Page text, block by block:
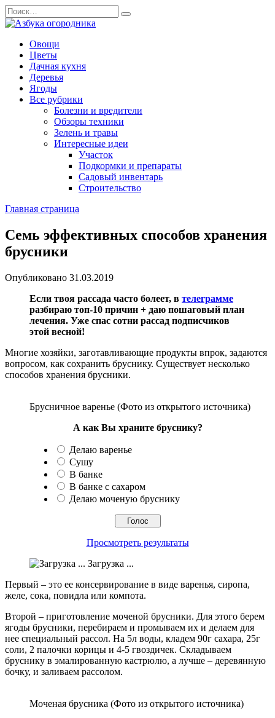
Перейти
к
содержанию
Search
for:
Овощи
Цветы
Дачная кухня
Деревья
Ягоды
Все рубрики
Болезни и вредители
Обзоры техники
Зелень и травы
Интересные идеи
Участок
Подкормки и препараты
Садовый инвентарь
Строительство
Главная страница
Семь эффективных способов хранения
брусники
Опубликовано 31.03.2019
Если твоя рассада часто болеет, в телеграмме
разбираю топ-10 причин + даю пошаговый план
лечения. Уже спас сотни рассад подписчиков
этой весной!
Многие хозяйки, заготавливающие продукты впрок, задаются
вопросом, как сохранить бруснику. Существует несколько
способов хранения брусники.
Брусничное варенье (Фото из открытого источника)
А как Вы храните бруснику?
Делаю варенье
Сушу
В банке
В банке с сахаром
Делаю моченую бруснику
Просмотреть результаты
Загрузка ...
Первый – это ее консервирование в виде варенья, сиропа,
желе, сока, повидла или компота.
Второй – приготовление моченой брусники. Для этого берем
ягоды брусники, перебираем и промываем их и делаем для
нее специальный рассол. На 5л воды, кладем 90г сахара, 25г
соли, 2 палочки корицы и 4-5 гвоздичек. Складываем
бруснику в эмалированную кастрюлю, а лучше – деревянную
бочку, и заливаем рассолом.
Моченая брусника (Фото из открытого источника)